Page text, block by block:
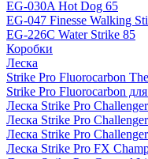
EG-030A Hot Dog 65
EG-047 Finesse Walking
EG-226C Water Strike 85
Коробки
Леска
Strike Pro Fluorocarbon
Strike Pro Fluorocarbon
Леска Strike Pro
Леска Strike Pro
Леска Strike Pro
Леска Strike Pro FX